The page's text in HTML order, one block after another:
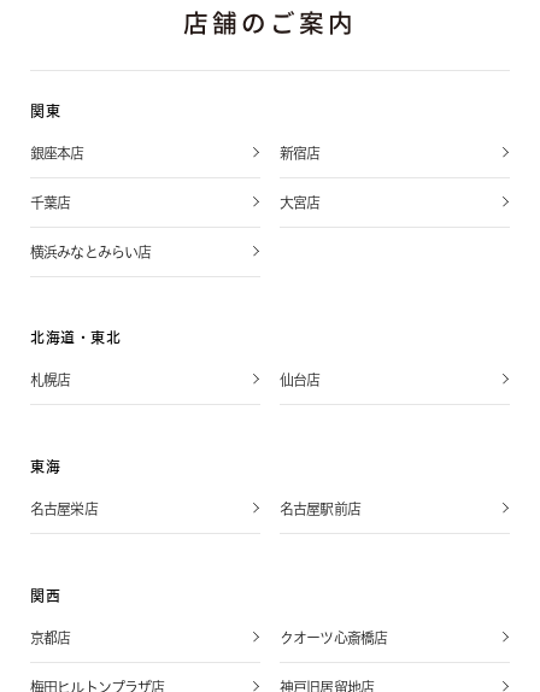
店舗のご案内
関東
銀座本店 新宿店
千葉店 大宮店
横浜みなとみらい店
北海道・東北
札幌店 仙台店
東海
名古屋栄店 名古屋駅前店
関西
京都店 クオーツ心斎橋店
梅田ヒルトンプラザ店 神戸旧居留地店